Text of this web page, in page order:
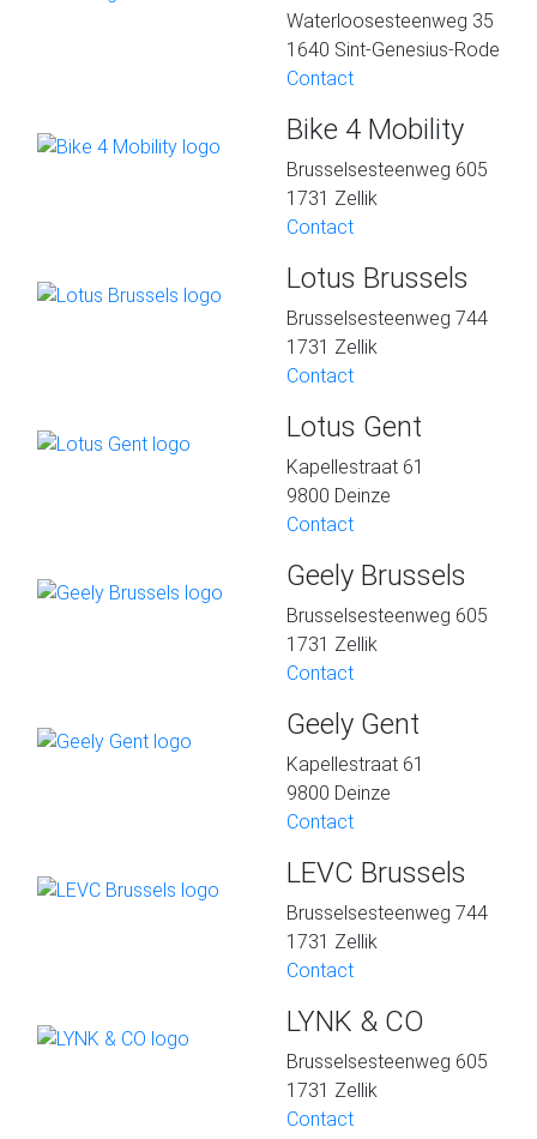
Waterloosesteenweg 35
1640 Sint-Genesius-Rode
Contact
Bike 4 Mobility
Brusselsesteenweg 605
1731 Zellik
Contact
Lotus Brussels
Brusselsesteenweg 744
1731 Zellik
Contact
Lotus Gent
Kapellestraat 61
9800 Deinze
Contact
Geely Brussels
Brusselsesteenweg 605
1731 Zellik
Contact
Geely Gent
Kapellestraat 61
9800 Deinze
Contact
LEVC Brussels
Brusselsesteenweg 744
1731 Zellik
Contact
LYNK & CO
Brusselsesteenweg 605
1731 Zellik
Contact